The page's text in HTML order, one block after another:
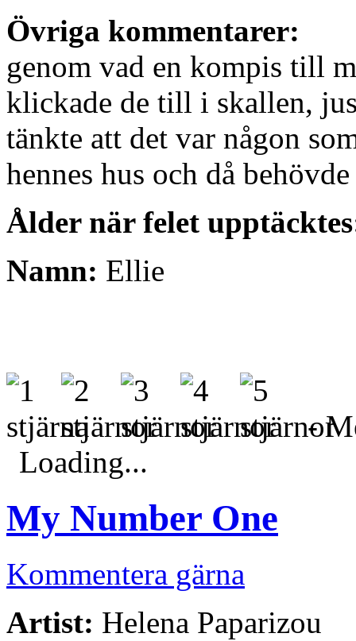
Övriga kommentarer:
genom vad en kompis till
klickade de till i skallen,
tänkte att det var någon
hennes hus och då
Ålder när felet
Namn: Ellie
-
Loading...
My Number One
Kommentera gärna
Artist: Helena Paparizou